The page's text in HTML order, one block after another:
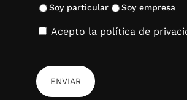
Soy particular Soy empresa
Acepto la política de